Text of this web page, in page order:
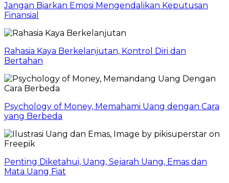
Jangan Biarkan Emosi Mengendalikan Keputusan
Finansial
Rahasia Kaya Berkelanjutan, Kontrol Diri dan
Bertahan
Psychology of Money, Memahami Uang dengan Cara
yang Berbeda
Penting Diketahui, Uang, Sejarah Uang, Emas dan
Mata Uang Fiat